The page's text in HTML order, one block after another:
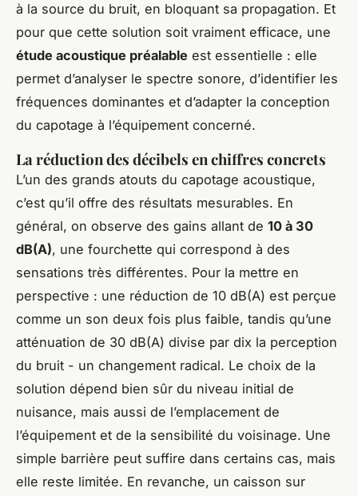
à la source du bruit, en bloquant sa propagation. Et
pour que cette solution soit vraiment efficace, une
étude acoustique préalable est essentielle : elle
permet d’analyser le spectre sonore, d’identifier les
fréquences dominantes et d’adapter la conception
du capotage à l’équipement concerné.
La réduction des décibels en chiffres concrets
L’un des grands atouts du capotage acoustique,
c’est qu’il offre des résultats mesurables. En
général, on observe des gains allant de 10 à 30
dB(A), une fourchette qui correspond à des
sensations très différentes. Pour la mettre en
perspective : une réduction de 10 dB(A) est perçue
comme un son deux fois plus faible, tandis qu’une
atténuation de 30 dB(A) divise par dix la perception
du bruit - un changement radical. Le choix de la
solution dépend bien sûr du niveau initial de
nuisance, mais aussi de l’emplacement de
l’équipement et de la sensibilité du voisinage. Une
simple barrière peut suffire dans certains cas, mais
elle reste limitée. En revanche, un caisson sur